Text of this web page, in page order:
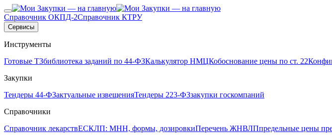
Справочник ОКПД-2Справочник КТРУ
Сервисы
Инструменты
Готовые ТЗбиблиотека заданий по 44-ФЗКалькулятор НМЦКобоснование цены по ст. 22
Закупки
Тендеры 44-ФЗактуальные извещенияТендеры 223-ФЗзакупки госкомпаний
Справочники
Справочник лекарствЕСКЛП: МНН, формы, дозировкиПеречень ЖНВЛПпредельные цены